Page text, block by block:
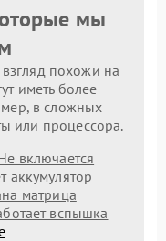
мы
похожи на
иметь более
в сложных
или процессора.
включается
аккумулятор
матрица
вспышка